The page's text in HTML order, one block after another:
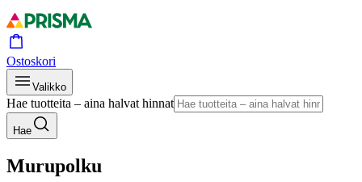
Ostoskori
Valikko
Hae tuotteita – aina halvat hinnat
Hae
Murupolku